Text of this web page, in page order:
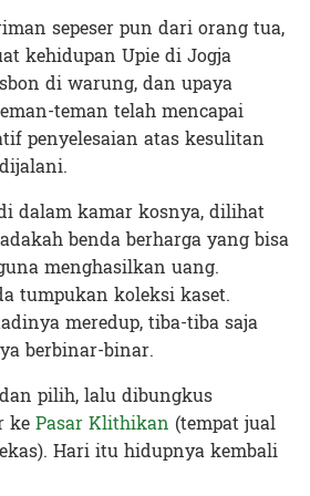
sepeser pun dari orang tua,
kehidupan Upie di Jogja
di warung, dan upaya
teman telah mencapai
penyelesaian atas kesulitan
dalam kamar kosnya, dilihat
benda berharga yang bisa
menghasilkan uang.
tumpukan koleksi kaset.
meredup, tiba-tiba saja
berbinar-binar.
pilih, lalu dibungkus
kePasar Klithikan (tempat jual
Hari itu hidupnya kembali